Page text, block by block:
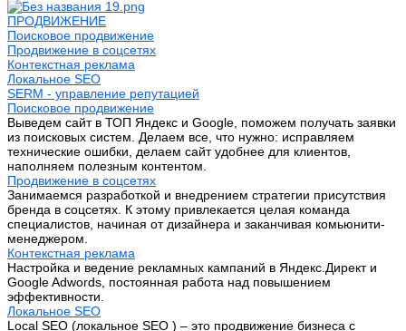
ПРОДВИЖЕНИЕ
Поисковое продвижение
Продвижение в соцсетях
Контекстная реклама
Локальное SEO
SERM - управление репутацией
Поисковое продвижение
Выведем сайт в ТОП Яндекс и Google, поможем получать заявки
из поисковых систем. Делаем все, что нужно: исправляем
технические ошибки, делаем сайт удобнее для клиентов,
наполняем полезным контентом.
Продвижение в соцсетях
Занимаемся разработкой и внедрением стратегии присутствия
бренда в соцсетях. К этому привлекается целая команда
специалистов, начиная от дизайнера и заканчивая комьюнити-
менеджером.
Контекстная реклама
Настройка и ведение рекламных кампаний в Яндекс.Директ и
Google Adwords, постоянная работа над повышением
эффективности.
Локальное SEO
Local SEO (локальное SEO ) – это продвижение бизнеса с